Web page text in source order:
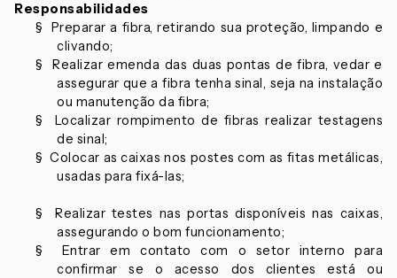
Responsabilidades
§ Preparar a fibra, retirando sua proteção, limpando e
clivando;
§ Realizar emenda das duas pontas de fibra, vedar e
assegurar que a fibra tenha sinal, seja na instalação
ou manutenção da fibra;
§ Localizar rompimento de fibras realizar testagens
de sinal;
§ Colocar as caixas nos postes com as fitas metálicas,
usadas para fixá-las;
§ Realizar testes nas portas disponíveis nas caixas,
assegurando o bom funcionamento;
§ Entrar em contato com o setor interno para
confirmar se o acesso dos clientes está ou